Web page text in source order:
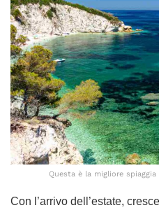
Questa è la migliore
Con l’arrivo dell’estate,